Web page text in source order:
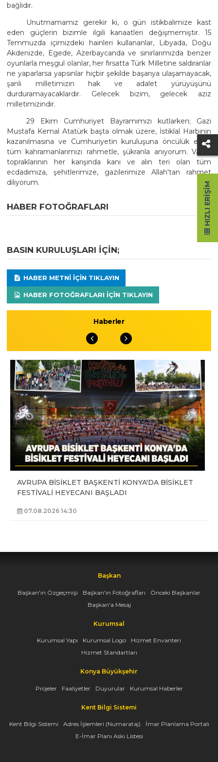
bağlıdır.
Unutmamamız gerekir ki, o gün istikbalimize kast
eden güçlerin bizimle ilgili kanaatleri değişmemiştir. 15
Temmuzda içimizdeki hainleri kullananlar, Libyada, Doğu
Akdenizde, Egede, Azerbaycanda ve sınırlarımızda benzer
oyunlarla meşgul olanlar, her fırsatta Türk Milletine saldıranlar
ne yaparlarsa yapsınlar hiçbir şekilde başarıya ulaşamayacak,
şanlı milletimizin hak ve adalet yürüyüşünü
durduramayacaklardır. Gelecek bizim, gelecek aziz
milletimizindir.
29 Ekim Cumhuriyet Bayramımızı kutlarken; Gazi
Mustafa Kemal Atatürk başta olmak üzere, İstiklal Harbinin
kazanılmasına ve Cumhuriyetin kuruluşuna öncülük eden
tüm kahramanlarımızı rahmetle, şükranla anıyorum. Vatan
topraklarının her karışında kanı ve alın teri olan tüm
ecdadımıza, şehitlerimize, gazilerimize Allah'tan rahmet
diliyorum.
HABER FOTOĞRAFLARI
BASIN KURULUŞLARI IÇIN;
HABER METNI IÇIN TIKLAYIN
HABER FOTOĞRAFLARI IÇIN TIKLAYIN
Haberler
AVRUPA BİSİKLET BAŞKENTİ KONYA'DA BİSİKLET
FESTİVALİ HEYECANI BAŞLADI
07.08.2026 14:30
Başkan
Başkan'ın Özgeçmişi Başkan'ın Fotoğrafları
Önceki Başkanlar
Başkan'a Mesaj
Kurumsal
Kurumsal Yapı Kurumsal Logo
Hizmet Envanteri
Hizmet Standartları
Konya Büyükşehir
Projeler Faaliyetler Duyurular Kurumsal Haberler
Kent Bilgi Sistemi
Kent Bilgi Sistemi Adres İşlemleri (Numarataj)
İmar Planlama Portalı
E-İmar Planı Askı Listesi
HIZLI ERIŞIM